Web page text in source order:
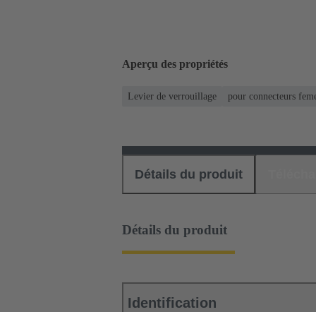
Aperçu des propriétés
Levier de verrouillage pour connecteurs
Détails du produit
Détails du produit
Identification